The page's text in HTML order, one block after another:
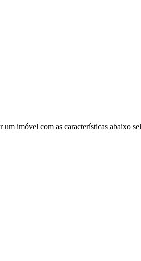
imóvel com as características abaixo